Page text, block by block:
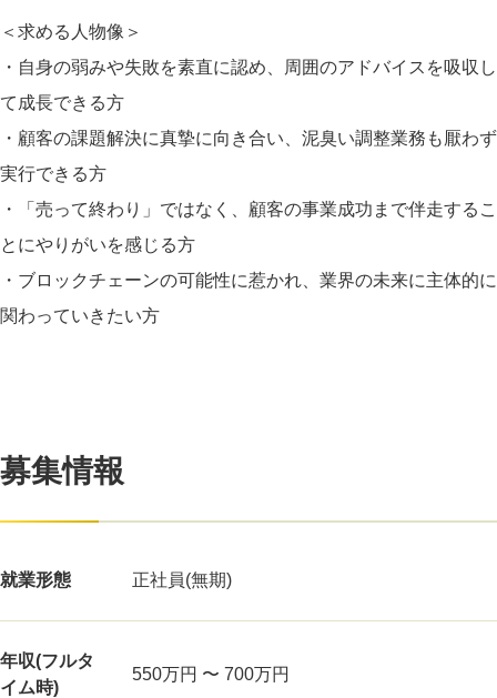
＜求める人物像＞
・自身の弱みや失敗を素直に認め、周囲のアドバイスを吸収し
て成長できる方
・顧客の課題解決に真摯に向き合い、泥臭い調整業務も厭わず
実行できる方
・「売って終わり」ではなく、顧客の事業成功まで伴走するこ
とにやりがいを感じる方
・ブロックチェーンの可能性に惹かれ、業界の未来に主体的に
関わっていきたい方
募集情報
就業形態 正社員(無期)
年収(フルタ
イム時)
550万円 〜 700万円